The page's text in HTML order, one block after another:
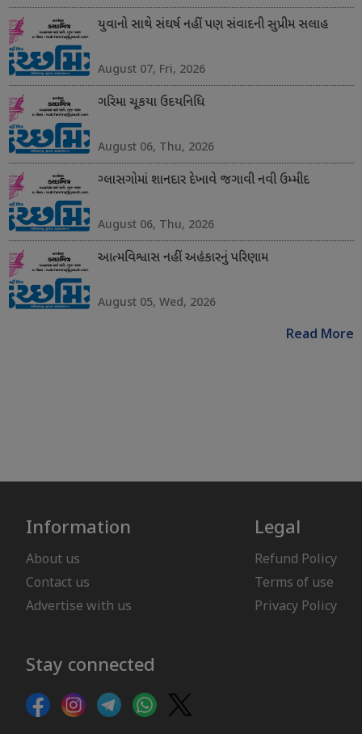
યુવાનો સાથે સંઘર્ષ નહીં પણ સંવાદની સુપ્રીમ સલાહ
August 07, Fri, 2026
ગરિમા ચૂકયા ઉદયનિધિ
August 06, Thu, 2026
ગ્લાસગોમાં શાનદાર દેખાવે જગાવી નવી ઉમ્મીદ
August 06, Thu, 2026
આત્મવિશ્વાસ નહીં અહંકારનું પરિણામ
August 05, Wed, 2026
Read More
Information
About us
Contact us
Advertise with us
Legal
Refund Policy
Terms of use
Privacy Policy
Stay connected